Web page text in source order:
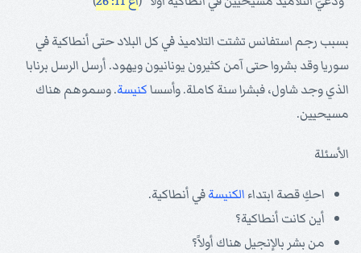
بسبب رجم استفانس تشتت التلاميذ في كل البلاد حتى أنطاكية في
سوريا وقد بشروا حتى آمن كثيرون يونانيون ويهود. أرسل الرسل برنابا
الذي وجد شاول، فبشرا سنة كاملة. وأسساكنيسة. وسموهم هناك
مسيحيين.
الأسئلة
احكِ قصة ابتداء الكنيسةفي أنطاكية.
أين كانت أنطاكية؟
من بشر بالإنجيل هناك أولاً؟